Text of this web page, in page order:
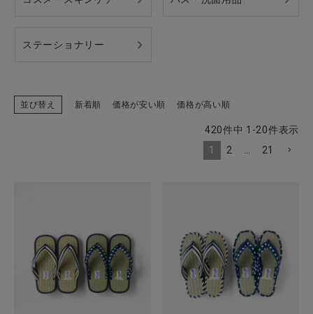
ステーショナリー
並び替え 新着順 価格が安い順 価格が高い順
420件中 1 -20件表示
1
2 21